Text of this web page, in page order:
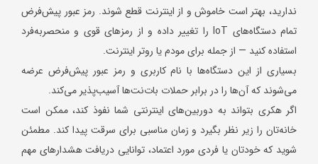
ندارید، بهتر است خاموش و از اینترنت قطع شوند. رمز عبور پیش‌فرض
تمام دستگاه‌های IoT را تغییر داده و از رمزهای قوی و منحصربه‌فرد
استفاده کنید — از جمله برای مودم یا روتر اینترنت.
بسیاری از این دستگاه‌ها با نام کاربری و رمز عبور پیش‌فرض عرضه
می‌شوند که آن‌ها را در برابر حملات بات‌نت‌ها آسیب‌پذیر می‌کند.
اگر هکری بتواند به دوربین‌های اینترنتی شما نفوذ کند، ممکن است
خانه‌تان را زیر نظر بگیرد و زمان مناسبی برای سرقت پیدا کند. مطمئن
شوید که خودتان یا فردی مورد اعتماد، توانایی دریافت هشدارهای مهم